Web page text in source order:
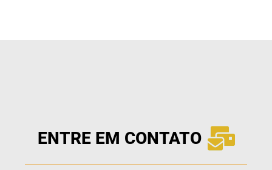
ENTRE EM CONTATO